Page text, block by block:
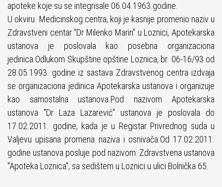
apoteke koje su se integrisale 06.04.1963.godine.
U okviru Medicinskog centra, koji je kasnije promenio naziv u
Zdravstveni centar "Dr Milenko Marin" u Loznici, Apotekarska
ustanova je poslovala kao posebna organizaciona
jedinica.Odlukom Skupštine opštine Loznica, br. 06-16/93 od
28.05.1993. godine iz sastava Zdravstvenog centra izdvaja
se organizaciona jedinica Apotekarska ustanova i organizuje
kao samostalna ustanova.Pod nazivom Apotekarska
ustanova "Dr Laza Lazarević" ustanova je poslovala do
17.02.2011. godine, kada je u Registar Privrednog suda u
Valjevu upisana promena naziva i osnivača.Od 17.02.2011.
godine ustanova posluje pod nazivom: Zdravstvena ustanova
"Apoteka Loznica", sa sedištem u Loznici u ulici Bolnička 65.